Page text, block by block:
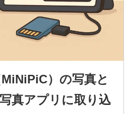
）の写真と
真アプリに取り込